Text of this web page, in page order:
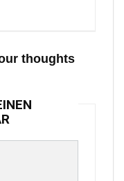
thoughts